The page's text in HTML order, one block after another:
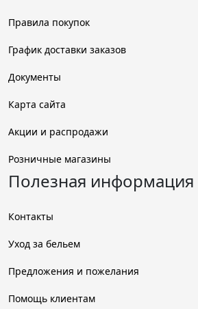
Правила покупок
График доставки заказов
Документы
Карта сайта
Акции и распродажи
Розничные магазины
Полезная информация
Контакты
Уход за бельем
Предложения и пожелания
Помощь клиентам